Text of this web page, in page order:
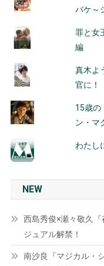
バケ～
罪と女
編
真木よ
官に！
15歳の
ン・マ
わたし
NEW
西島秀俊×瀬々敬久
ジュアル解禁！
南沙良『マジカル・